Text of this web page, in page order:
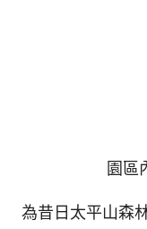
園區
為昔日太平山森